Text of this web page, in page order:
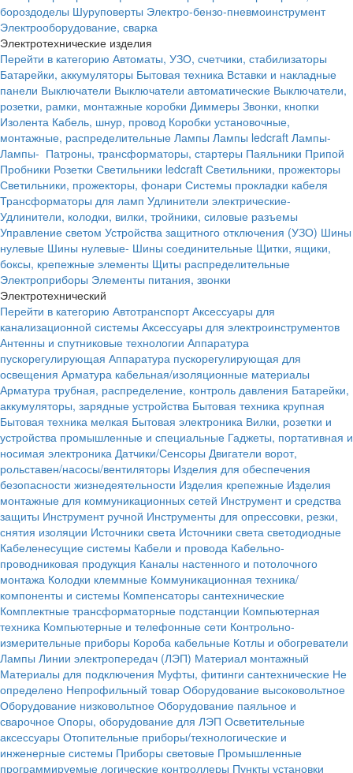
бороздоделы Шуруповерты Электро-бензо-пневмоинструмент
Электрооборудование, сварка
Электротехнические изделия
Перейти в категорию Автоматы, УЗО, счетчики, стабилизаторы
Батарейки, аккумуляторы Бытовая техника Вставки и накладные
панели Выключатели Выключатели автоматические Выключатели,
розетки, рамки, монтажные коробки Диммеры Звонки, кнопки
Изолента Кабель, шнур, провод Коробки установочные,
монтажные, распределительные Лампы Лампы ledcraft Лампы-
Лампы- Патроны, трансформаторы, стартеры Паяльники Припой
Пробники Розетки Светильники ledcraft Светильники, прожекторы
Светильники, прожекторы, фонари Системы прокладки кабеля
Трансформаторы для ламп Удлинители электрические-
Удлинители, колодки, вилки, тройники, силовые разъемы
Управление светом Устройства защитного отключения (УЗО) Шины
нулевые Шины нулевые- Шины соединительные Щитки, ящики,
боксы, крепежные элементы Щиты распределительные
Электроприборы Элементы питания, звонки
Электротехнический
Перейти в категорию Автотранспорт Аксессуары для
канализационной системы Аксессуары для электроинструментов
Антенны и спутниковые технологии Аппаратура
пускорегулирующая Аппаратура пускорегулирующая для
освещения Арматура кабельная/изоляционные материалы
Арматура трубная, распределение, контроль давления Батарейки,
аккумуляторы, зарядные устройства Бытовая техника крупная
Бытовая техника мелкая Бытовая электроника Вилки, розетки и
устройства промышленные и специальные Гаджеты, портативная и
носимая электроника Датчики/Сенсоры Двигатели ворот,
рольставен/насосы/вентиляторы Изделия для обеспечения
безопасности жизнедеятельности Изделия крепежные Изделия
монтажные для коммуникационных сетей Инструмент и средства
защиты Инструмент ручной Инструменты для опрессовки, резки,
снятия изоляции Источники света Источники света светодиодные
Кабеленесущие системы Кабели и провода Кабельно-
проводниковая продукция Каналы настенного и потолочного
монтажа Колодки клеммные Коммуникационная техника/
компоненты и системы Компенсаторы сантехнические
Комплектные трансформаторные подстанции Компьютерная
техника Компьютерные и телефонные сети Контрольно-
измерительные приборы Короба кабельные Котлы и обогреватели
Лампы Линии электропередач (ЛЭП) Материал монтажный
Материалы для подключения Муфты, фитинги сантехнические Не
определено Непрофильный товар Оборудование высоковольтное
Оборудование низковольтное Оборудование паяльное и
сварочное Опоры, оборудование для ЛЭП Осветительные
аксессуары Отопительные приборы/технологические и
инженерные системы Приборы световые Промышленные
программируемые логические контроллеры Пункты установки